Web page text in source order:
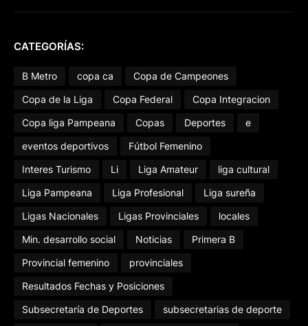
CATEGORÍAS:
B Metro copa ca
Copa de Campeones
Copa de la Liga
Copa Federal
Copa Integracion
Copa liga Pampeana
Copas Deportes
e
eventos deportivos
Fútbol Femenino
Interes Turismo
Li Liga Amateur
liga cultural
Liga Pampeana
Liga Profesional
Liga sureña
Ligas Nacionales
Ligas Provinciales
locales
Min. desarrollo social
Noticias
Primera B
Provincial femenino
provinciales
Resultados Fechas y Posiciones
Subsecretaría de Deportes
subsecretarias de deporte